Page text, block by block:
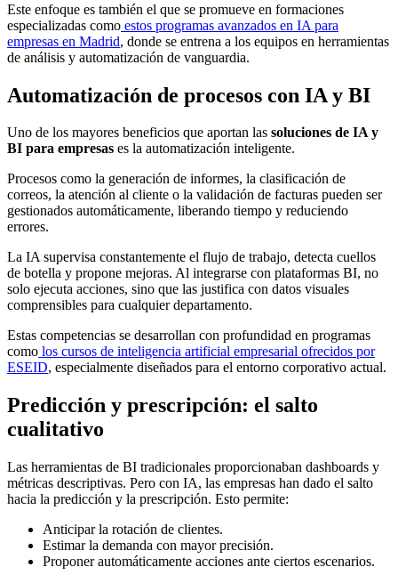
Este enfoque es también el que se promueve en formaciones
especializadas como estos programas avanzados en IA para
empresas en Madrid, donde se entrena a los equipos en herramientas
de análisis y automatización de vanguardia.
Automatización de procesos con IA y BI
Uno de los mayores beneficios que aportan las soluciones de IA y
BI para empresas es la automatización inteligente.
Procesos como la generación de informes, la clasificación de
correos, la atención al cliente o la validación de facturas pueden ser
gestionados automáticamente, liberando tiempo y reduciendo
errores.
La IA supervisa constantemente el flujo de trabajo, detecta cuellos
de botella y propone mejoras. Al integrarse con plataformas BI, no
solo ejecuta acciones, sino que las justifica con datos visuales
comprensibles para cualquier departamento.
Estas competencias se desarrollan con profundidad en programas
como los cursos de inteligencia artificial empresarial ofrecidos por
ESEID, especialmente diseñados para el entorno corporativo actual.
Predicción y prescripción: el salto
cualitativo
Las herramientas de BI tradicionales proporcionaban dashboards y
métricas descriptivas. Pero con IA, las empresas han dado el salto
hacia la predicción y la prescripción. Esto permite:
Anticipar la rotación de clientes.
Estimar la demanda con mayor precisión.
Proponer automáticamente acciones ante ciertos escenarios.